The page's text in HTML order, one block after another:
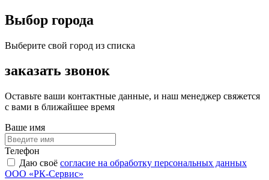
Выбор города
Выберите свой город из списка
заказать звонок
Оставьте ваши контактные данные, и наш менеджер свяжется
с вами в ближайшее время
Ваше имя
Телефон
Даю своё согласие на обработку персональных данных
ООО «РК-Сервис»